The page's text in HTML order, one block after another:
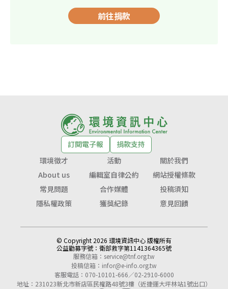
前往捐款
訂閱電子報
捐款支持
環境徵才
活動
關於我們
About us
編輯室自律公約
網站授權條款
常見問題
合作媒體
投稿須知
隱私權政策
獲獎紀錄 意見回饋
© Copyright 2026 環境資訊中心 版權所有
公益勸募字號： 衛部救字第1141364365號
服務信箱： service@tnf.org.tw
投稿信箱： infor@e-info.org.tw
客服電話：070-10101-666／02-2910-6000
地址：231023新北市新店區民權路48號3樓（近捷運大坪林站1號出口）